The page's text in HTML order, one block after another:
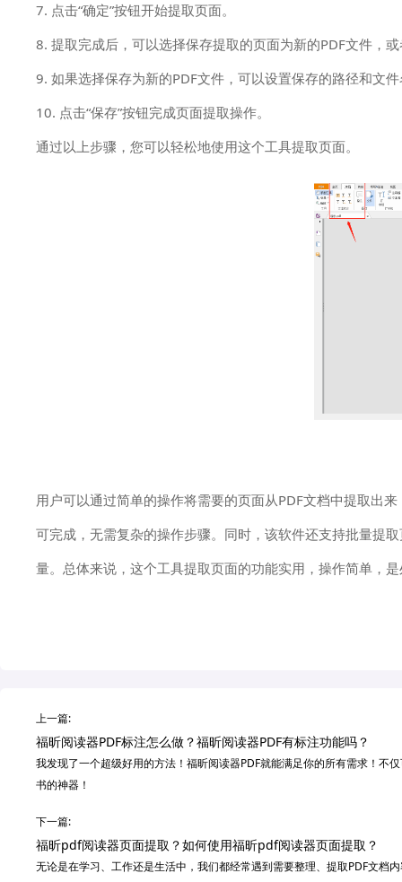
7. 点击“确定”按钮开始提取页面。
8. 提取完成后，可以选择保存提取的页面为新的PDF文件，
9. 如果选择保存为新的PDF文件，可以设置保存的路径和文
10. 点击“保存”按钮完成页面提取操作。
通过以上步骤，您可以轻松地使用这个工具提取页面。
用户可以通过简单的操作将需要的页面从PDF文档中提取出
可完成，无需复杂的操作步骤。同时，该软件还支持批量提
量。总体来说，这个工具提取页面的功能实用，操作简单，
上一篇:
福昕阅读器PDF标注怎么做？福昕阅读器PDF有标注功能吗？
我发现了一个超级好用的方法！福昕阅读器PDF就能满足你的所有需求！不
书的神器！
下一篇:
福昕pdf阅读器页面提取？如何使用福昕pdf阅读器页面提取？
无论是在学习、工作还是生活中，我们都经常遇到需要整理、提取PDF文档